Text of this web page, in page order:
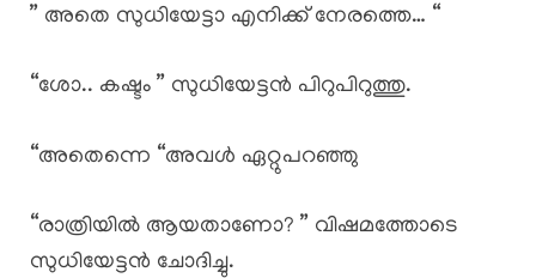
” അതെ സുധിയേട്ടാ എനിക്ക് നേരത്തെ… “
“ശോ.. കഷ്ടം ” സുധിയേട്ടൻ പിറുപിറുത്തു.
“അതെന്നെ “അവൾ ഏറ്റുപറഞ്ഞു
“രാത്രിയിൽ ആയതാണോ? ” വിഷമത്തോടെ
സുധിയേട്ടൻ ചോദിച്ചു.